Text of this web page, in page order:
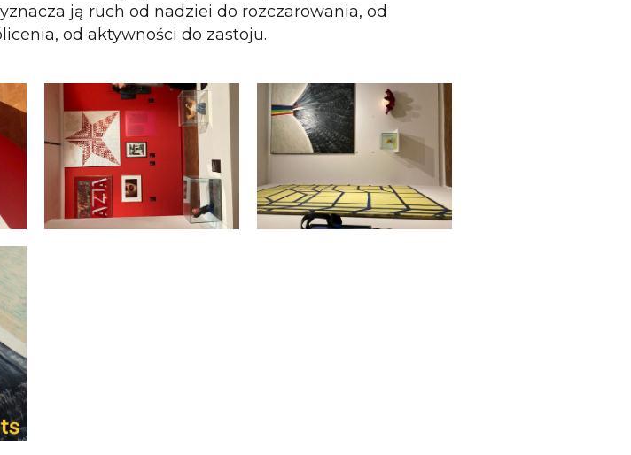
ją ruch od nadziei do rozczarowania, od
od aktywności do zastoju.